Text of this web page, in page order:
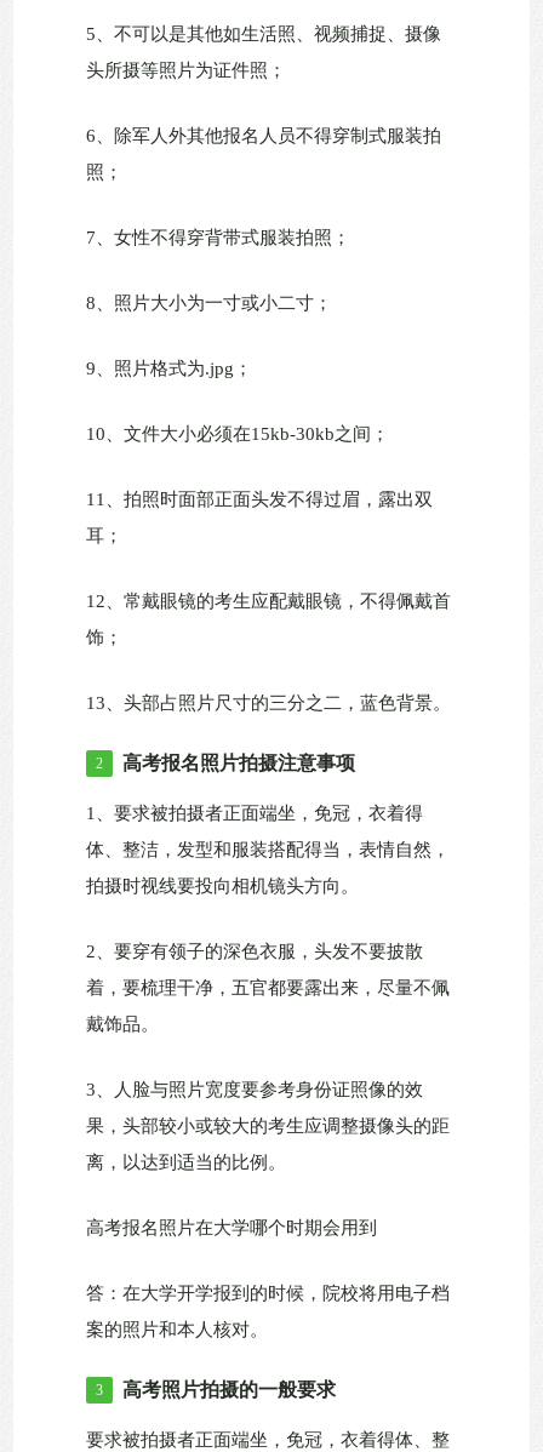
5、不可以是其他如生活照、视频捕捉、摄像
头所摄等照片为证件照；
6、除军人外其他报名人员不得穿制式服装拍
照；
7、女性不得穿背带式服装拍照；
8、照片大小为一寸或小二寸；
9、照片格式为.jpg；
10、文件大小必须在15kb-30kb之间；
11、拍照时面部正面头发不得过眉，露出双
耳；
12、常戴眼镜的考生应配戴眼镜，不得佩戴首
饰；
13、头部占照片尺寸的三分之二，蓝色背景。
2 高考报名照片拍摄注意事项
1、要求被拍摄者正面端坐，免冠，衣着得
体、整洁，发型和服装搭配得当，表情自然，
拍摄时视线要投向相机镜头方向。
2、要穿有领子的深色衣服，头发不要披散
着，要梳理干净，五官都要露出来，尽量不佩
戴饰品。
3、人脸与照片宽度要参考身份证照像的效
果，头部较小或较大的考生应调整摄像头的距
离，以达到适当的比例。
高考报名照片在大学哪个时期会用到
答：在大学开学报到的时候，院校将用电子档
案的照片和本人核对。
3 高考照片拍摄的一般要求
要求被拍摄者正面端坐，免冠，衣着得体、整